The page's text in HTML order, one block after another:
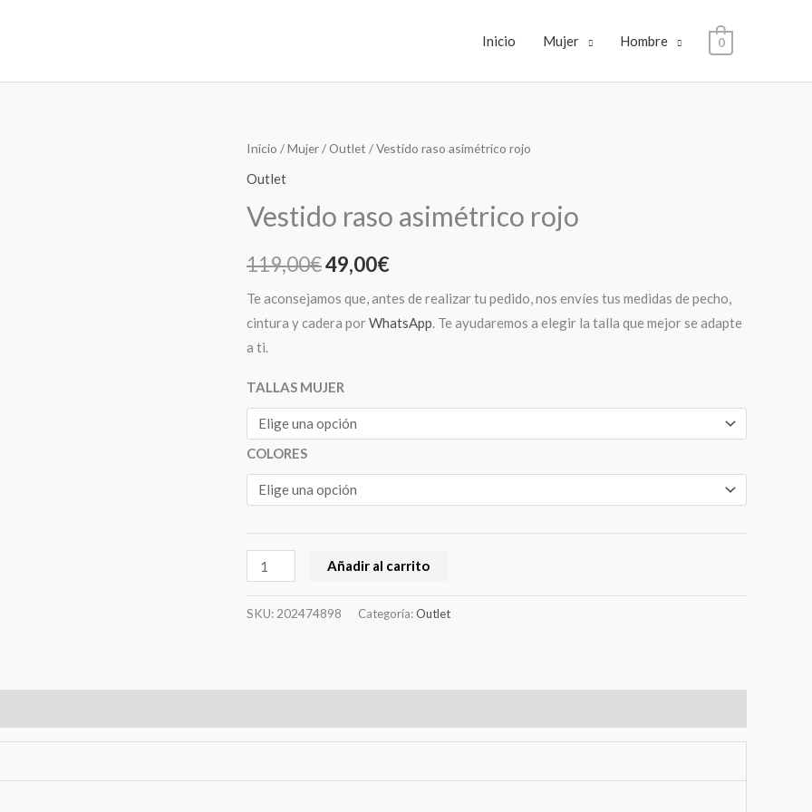
Inicio Mujer Hombre 0
Inicio /Mujer/Outlet / Vestido raso asimétrico rojo
Outlet
Vestido raso asimétrico rojo
119,00€
El
original
era:
119,00€.
49,00€
El
actual
es:
49,00€.
Te aconsejamos que, antes de realizar tu pedido, nos envíes tus medidas de pecho,
cintura y cadera porWhatsApp. Te ayudaremos a elegir la talla que mejor se adapte
a ti.
TALLAS MUJER
COLORES
Vestido
raso
rojo
Añadir al carrito
SKU: 202474898 Categoría:Outlet